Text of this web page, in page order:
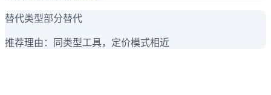
替代类型部分替代
推荐理由： 同类型工具，定价模式相近